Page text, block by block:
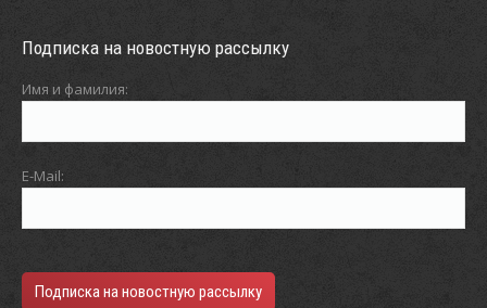
Подписка на новостную рассылку
Имя и фамилия:
E-Mail: